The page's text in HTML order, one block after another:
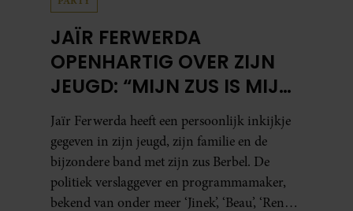
JAÏR FERWERDA
OPENHARTIG OVER ZIJN
JEUGD: “MIJN ZUS IS MIJN
MORELE KOMPAS”
Jaïr Ferwerda heeft een persoonlijk inkijkje
gegeven in zijn jeugd, zijn familie en de
bijzondere band met zijn zus Berbel. De
politiek verslaggever en programmamaker,
bekend van onder meer ‘Jinek’, ‘Beau’, ‘Renze’,